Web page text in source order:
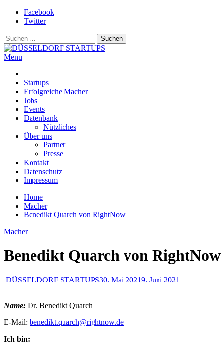
Skip
Facebook
Twitter
Suchen
nach:
Menu
Startups
Erfolgreiche Macher
Jobs
Events
Datenbank
Nützliches
Über uns
Partner
Presse
Kontakt
Datenschutz
Impressum
Home
Macher
Benedikt Quarch von RightNow
Macher
Benedikt Quarch von RightNow
DÜSSELDORF STARTUPS30. Mai 20219. Juni 2021
Name: Dr. Benedikt Quarch
E-Mail: benedikt.quarch@rightnow.de
Ich bin: